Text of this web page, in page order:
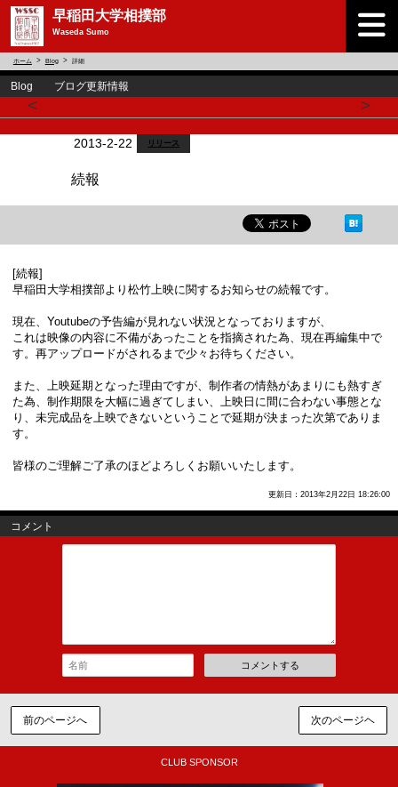
早稲田大学相撲部
Waseda Sumo
ホーム Blog 詳細
Blog ブログ更新情報
< >
2013-2-22 リリース
続報
[続報]
早稲田大学相撲部より松竹上映に関するお知らせの続報です。
現在、Youtubeの予告編が見れない状況となっておりますが、
これは映像の内容に不備があったことを指摘された為、現在再編集中で
す。再アップロードがされるまで少々お待ちください。
また、上映延期となった理由ですが、制作者の情熱があまりにも熱すぎ
た為、制作期限を大幅に過ぎてしまい、上映日に間に合わない事態とな
り、未完成品を上映できないということで延期が決まった次第でありま
す。
皆様のご理解ご了承のほどよろしくお願いいたします。
更新日：2013年2月22日 18:26:00
コメント
コメントする
前のページへ 次のページヘ
CLUB SPONSOR